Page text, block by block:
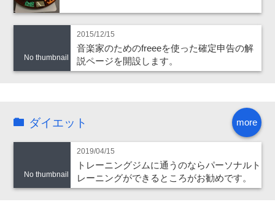
No thumbnail
2015/12/15
音楽家のためのfreeeを使った確定申告の解
説ページを開設します。
more
ダイエット
No thumbnail
2019/04/15
トレーニングジムに通うのならパーソナルト
レーニングができるところがお勧めです。